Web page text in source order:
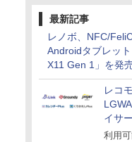
最新記事
レノボ、NFC/
Androidタブレッ
X11 Gen 1」を発
レコ
イサ
のサ
利用